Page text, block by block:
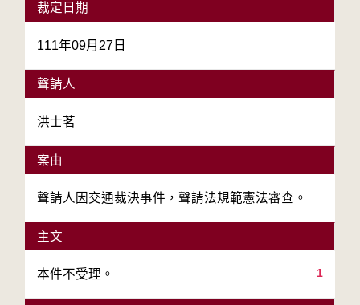
裁定日期
111年09月27日
聲請人
洪士茗
案由
聲請人因交通裁決事件，聲請法規範憲法審查。
主文
1
本件不受理。